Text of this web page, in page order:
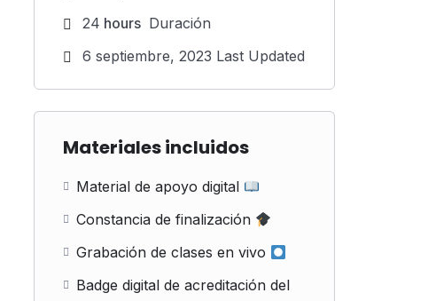
24 hours Duración
6 septiembre, 2023 Last Updated
Materiales incluidos
Material de apoyo digital
Constancia de finalización
Grabación de clases en vivo
Badge digital de acreditación del